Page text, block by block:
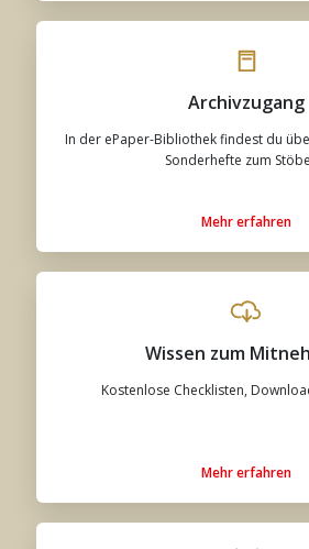
Archivzugang
In der ePaper-Bibliothek findest du
Sonderhefte zum
Mehr erfahren
Wissen zum
Kostenlose Checklisten,
Mehr erfahren